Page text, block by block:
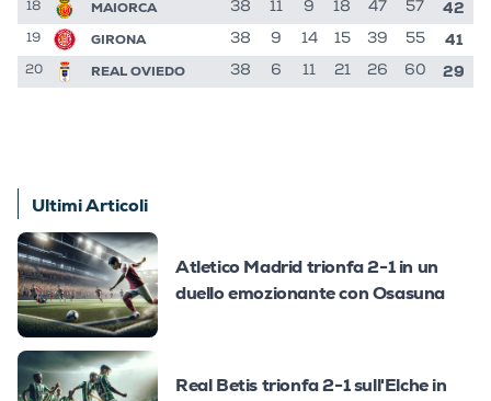
18 MAIORCA 38 11 9 18 47 57 42
19 GIRONA 38 9 14 15 39 55 41
20 REAL OVIEDO 38 6 11 21 26 60 29
Ultimi Articoli
Atletico Madrid trionfa 2-1 in un
duello emozionante con Osasuna
Real Betis trionfa 2-1 sull'Elche in